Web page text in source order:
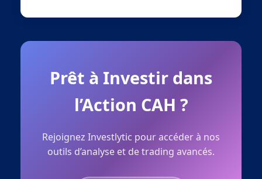
Prêt à Investir dans
l’Action CAH ?
Rejoignez Investlytic pour accéder à nos
outils d’analyse et de trading avancés.